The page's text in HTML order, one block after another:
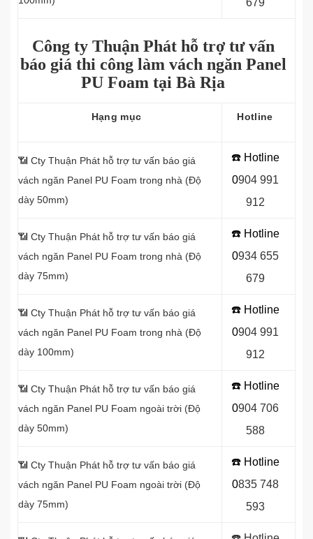
679
Công ty Thuận Phát hỗ trợ tư vấn
báo giá thi công làm vách ngăn Panel
PU Foam tại Bà Rịa
Hạng mục Hotline
📶 Cty Thuận Phát hỗ trợ tư vấn báo giá
vách ngăn Panel PU Foam trong nhà (Độ
dày 50mm)
☎️ Hotline
0904 991
912
📶 Cty Thuận Phát hỗ trợ tư vấn báo giá
vách ngăn Panel PU Foam trong nhà (Độ
dày 75mm)
☎️ Hotline
0934 655
679
📶 Cty Thuận Phát hỗ trợ tư vấn báo giá
vách ngăn Panel PU Foam trong nhà (Độ
dày 100mm)
☎️ Hotline
0904 991
912
📶 Cty Thuận Phát hỗ trợ tư vấn báo giá
vách ngăn Panel PU Foam ngoài trời (Độ
dày 50mm)
☎️ Hotline
0904 706
588
📶 Cty Thuận Phát hỗ trợ tư vấn báo giá
vách ngăn Panel PU Foam ngoài trời (Độ
dày 75mm)
☎️ Hotline
0835 748
593